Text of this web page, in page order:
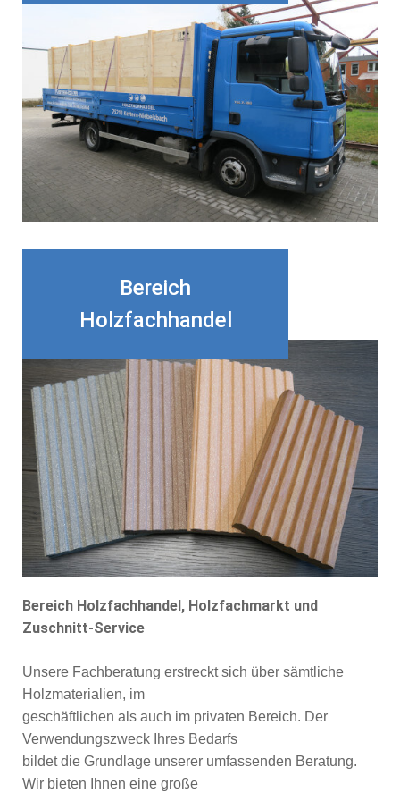
Bereich Holzfachhandel, Holzfachmarkt und
Zuschnitt-Service
Unsere Fachberatung erstreckt sich über sämtliche
Holzmaterialien, im
geschäftlichen als auch im privaten Bereich. Der
Verwendungszweck Ihres Bedarfs
bildet die Grundlage unserer umfassenden Beratung.
Wir bieten Ihnen eine große
Bereich
Holzfachhandel